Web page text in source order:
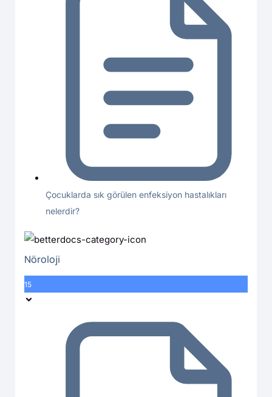
Çocuklarda sık görülen enfeksiyon hastalıkları
nelerdir?
Nöroloji
15